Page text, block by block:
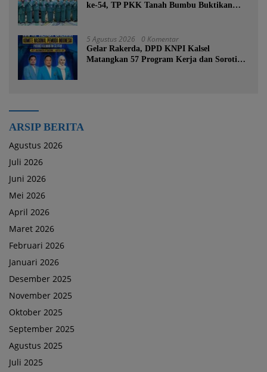
ke-54, TP PKK Tanah Bumbu Buktikan
5 Agustus 2026 0 Komentar
Gelar Rakerda, DPD KNPI Kalsel
Matangkan 57 Program Kerja dan Soroti
ARSIP BERITA
Agustus 2026
Juli 2026
Juni 2026
Mei 2026
April 2026
Maret 2026
Februari 2026
Januari 2026
Desember 2025
November 2025
Oktober 2025
September 2025
Agustus 2025
Juli 2025